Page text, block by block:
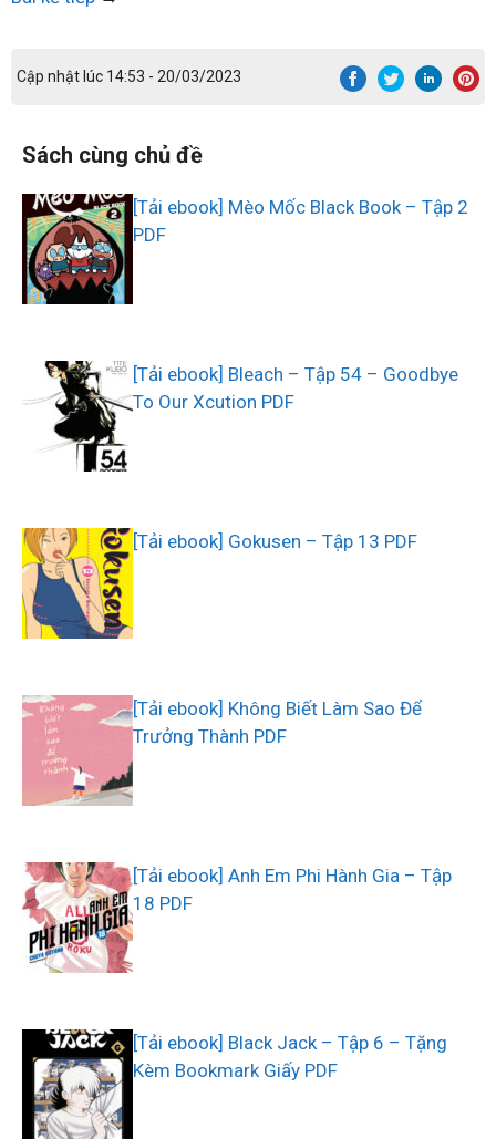
Cập nhật lúc 14:53 - 20/03/2023
Sách cùng chủ đề
[Tải ebook] Mèo Mốc Black Book – Tập 2
PDF
[Tải ebook] Bleach – Tập 54 – Goodbye
To Our Xcution PDF
[Tải ebook] Gokusen – Tập 13 PDF
[Tải ebook] Không Biết Làm Sao Để
Trưởng Thành PDF
[Tải ebook] Anh Em Phi Hành Gia – Tập
18 PDF
[Tải ebook] Black Jack – Tập 6 – Tặng
Kèm Bookmark Giấy PDF